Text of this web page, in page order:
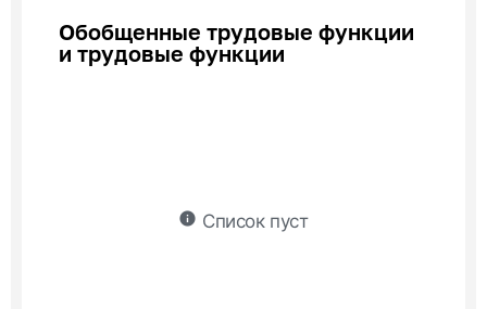
Обобщенные трудовые функции
и трудовые функции
info Список пуст